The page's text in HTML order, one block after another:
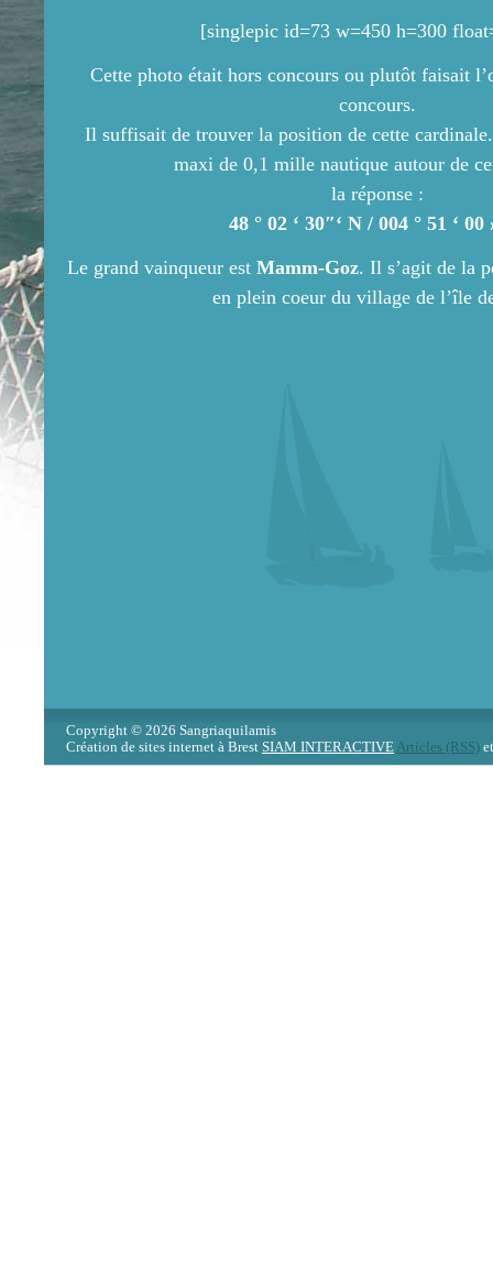
[singlepic id=73 w=450 h=300
Cette photo était hors concours ou plutôt faisait
concours.
Il suffisait de trouver la position de cette
maxi de 0,1 mille nautique autour de
la réponse :
48 ° 02 ‘ 30″‘ N / 004 ° 51 ‘ 00
Le grand vainqueur est Mamm-Goz. Il s’agit de la
en plein coeur du village de l’île
Copyright © 2026 Sangriaquilamis
Création de sites internet à Brest SIAM INTERACTIVE Articles (RSS)